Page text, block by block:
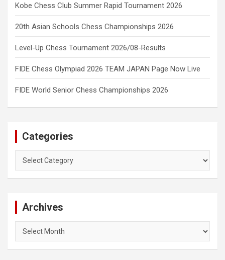
Kobe Chess Club Summer Rapid Tournament 2026
20th Asian Schools Chess Championships 2026
Level-Up Chess Tournament 2026/08-Results
FIDE Chess Olympiad 2026 TEAM JAPAN Page Now Live
FIDE World Senior Chess Championships 2026
Categories
Archives